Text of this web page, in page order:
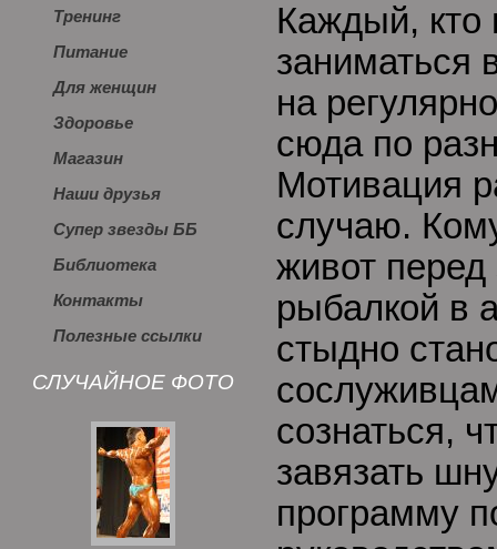
Тренинг
Питание
Для женщин
Здоровье
Магазин
Наши друзья
Супер звезды ББ
Библиотека
Контакты
Полезные ссылки
СЛУЧАЙНОЕ ФОТО
Каждый, кто
заниматься
на
сюда по
Мотивация
случаю.
живот
рыбалкой в
стыдно
сознаться,
завязать
программу